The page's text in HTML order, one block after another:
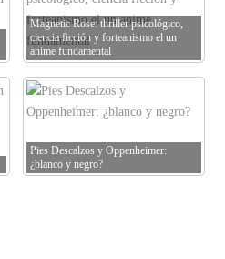
Magnetic Rose: thriller psicológico,
ciencia ficción y forteanismo el un
anime fundamental
Pies Descalzos y Oppenheimer:
¿blanco y negro?